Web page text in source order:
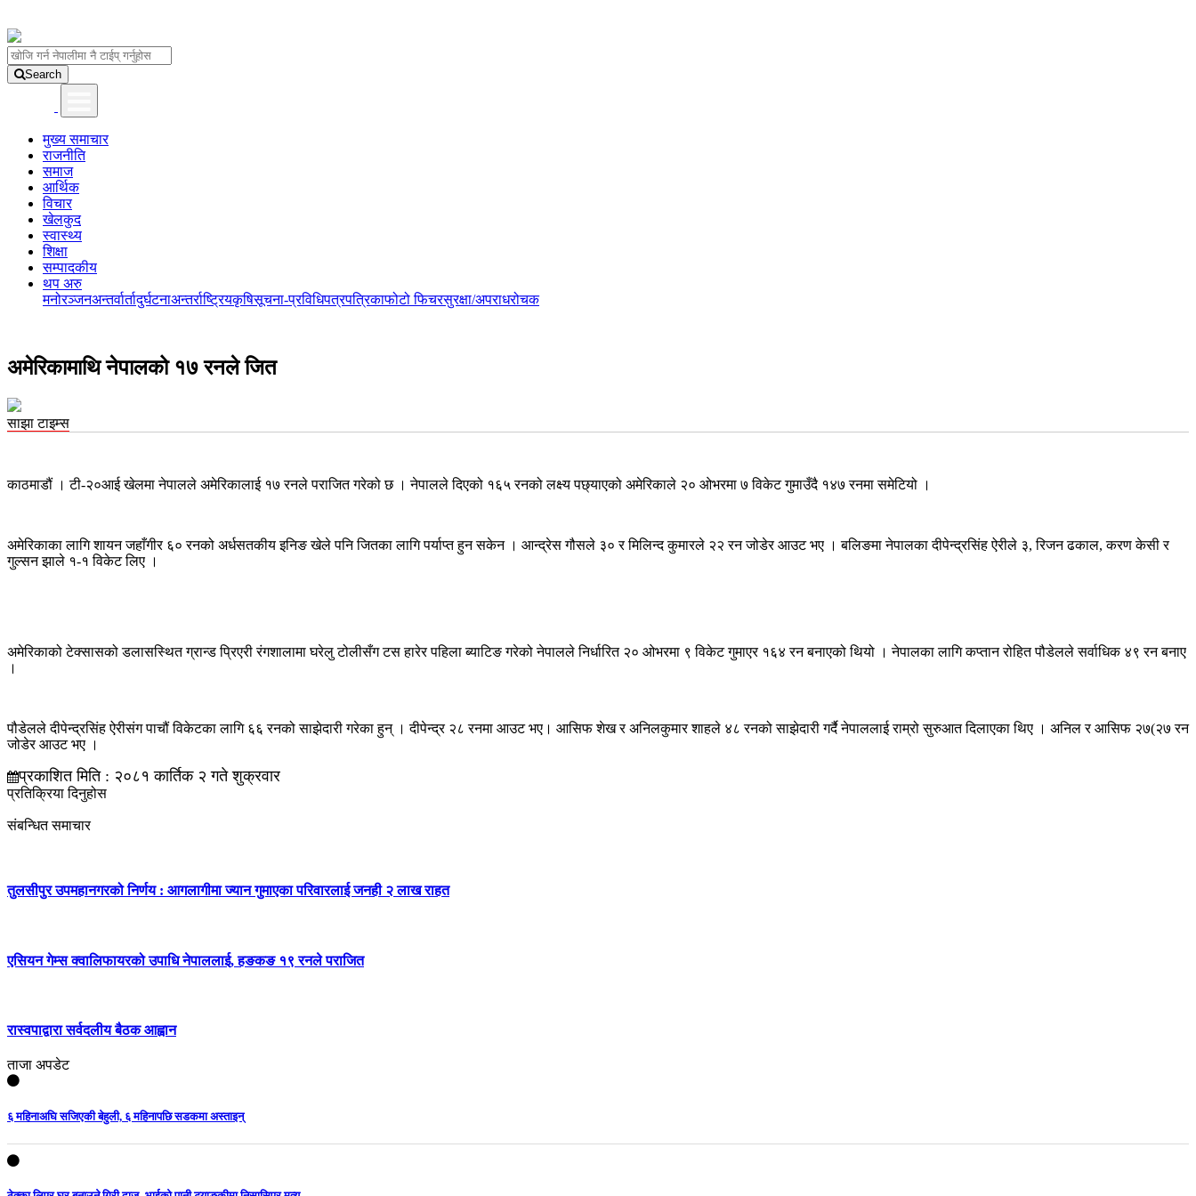
Search
मुख्य समाचार
राजनीति
समाज
आर्थिक
विचार
खेलकुद
स्वास्थ्य
शिक्षा
सम्पादकीय
थप अरु
मनोरञ्जनअन्तर्वार्तादुर्घटनाअन्तर्राष्ट्रियकृषिसूचना-प्रविधिपत्रपत्रिकाफोटो फिचरसुरक्षा/अपराधरोचक
अमेरिकामाथि नेपालको १७ रनले जित
साझा टाइम्स
काठमाडौं । टी-२०आई खेलमा नेपालले अमेरिकालाई १७ रनले पराजित गरेको छ । नेपालले दिएको १६५ रनको लक्ष्य पछ्याएको अमेरिकाले २० ओभरमा ७ विकेट गुमाउँदै १४७ रनमा समेटियो ।
अमेरिकाका लागि शायन जहाँगीर ६० रनको अर्धसतकीय इनिङ खेले पनि जितका लागि पर्याप्त हुन सकेन । आन्द्रेस गौसले ३० र मिलिन्द कुमारले २२ रन जोडेर आउट भए । बलिङमा नेपालका दीपेन्द्रसिंह ऐरीले ३, रिजन ढकाल, करण केसी र
गुल्सन झाले १-१ विकेट लिए ।
अमेरिकाको टेक्सासको डलासस्थित ग्रान्ड प्रिएरी रंगशालामा घरेलु टोलीसँग टस हारेर पहिला ब्याटिङ गरेको नेपालले निर्धारित २० ओभरमा ९ विकेट गुमाएर १६४ रन बनाएको थियो । नेपालका लागि कप्तान रोहित पौडेलले सर्वाधिक ४९ रन बनाए
।
पौडेलले दीपेन्द्रसिंह ऐरीसंग पाचौं विकेटका लागि ६६ रनको साझेदारी गरेका हुन् । दीपेन्द्र २८ रनमा आउट भए। आसिफ शेख र अनिलकुमार शाहले ४८ रनको साझेदारी गर्दै नेपाललाई राम्रो सुरुआत दिलाएका थिए । अनिल र आसिफ २७(२७ रन
जोडेर आउट भए ।
प्रकाशित मिति : २०८१ कार्तिक २ गते शुक्रवार
प्रतिक्रिया दिनुहोस
संबन्धित समाचार
तुलसीपुर उपमहानगरको निर्णय : आगलागीमा ज्यान गुमाएका परिवारलाई जनही २ लाख राहत
एसियन गेम्स क्वालिफायरको उपाधि नेपाललाई, हङकङ १९ रनले पराजित
रास्वपाद्वारा सर्वदलीय बैठक आह्वान
ताजा अपडेट
६ महिनाअघि सजिएकी बेहुली, ६ महिनापछि सडकमा अस्ताइन्